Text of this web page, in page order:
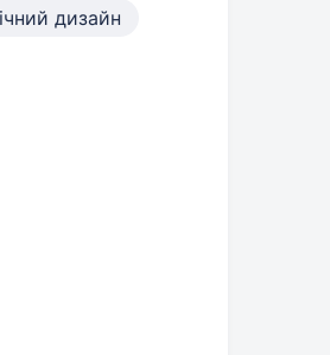
дизайн